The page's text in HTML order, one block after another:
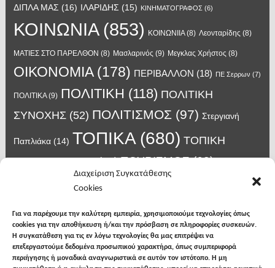
Διαχείριση Συγκατάθεσης
Cookies
Για να παρέχουμε την καλύτερη εμπειρία, χρησιμοποιούμε τεχνολογίες όπως
cookies για την αποθήκευση ή/και την πρόσβαση σε πληροφορίες συσκευών.
Η συγκατάθεση για τις εν λόγω τεχνολογίες θα μας επιτρέψει να
επεξεργαστούμε δεδομένα προσωπικού χαρακτήρα, όπως συμπεριφορά
περιήγησης ή μοναδικά αναγνωριστικά σε αυτόν τον ιστότοπο. Η μη
ΔΙΠΛΑ ΜΑΣ (16) ΙΛΑΡΙΔΗΣ (15) ΚΙΝΗΜΑΤΟΓΡΑΦΟΣ (6)
ΚΟΙΝΩΝΙΑ(853) ΚΟΙΝΩΝΙΙΑ(8) Λεονταρίδης (8)
ΜΑΤΙΕΣ ΣΤΟ ΠΑΡΕΛΘΟΝ (8) Μασλαρινός (9) Μεγκλας Χρήστος (8)
ΟΙΚΟΝΟΜΙΑ(178) ΠΕΡΙΒΑΛΛΟΝ (18) ΠΕ Σερρων (7)
ΠΟΛΙΤΙΚΑ(9) ΠΟΛΙΤΙΚΗ (118) ΠΟΛΙΤΙΚΗ
ΣΥΝΟΧΗΣ(52) ΠΟΛΙΤΙΣΜΟΣ (97) Στεργιανή
Παπλιάκα(14) ΤΟΠΙΚΑ(680) ΤΟΠΙΚΗ
ΑΥΤΟΔΙΟΙΚΗΣΗ(45) ΤΟΥΡΙΣΜΟΣ(63)
(14) Χατζηβασιλειου
κρούσματα κορονοϊού(18) λαϊκή Νιγρίτας(13) νοσοκομείο Σερρών
σπυροπουλος(7) υγεια(148)